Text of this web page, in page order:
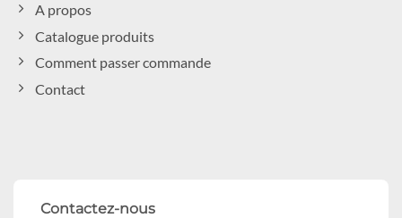
A propos
Catalogue produits
Comment passer commande
Contact
Contactez-nous